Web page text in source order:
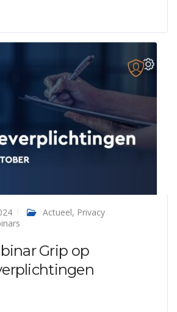
Actueel, Privacy
Grip op